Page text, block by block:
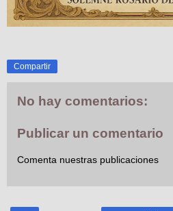
Compartir
No hay comentarios:
Publicar un comentario
Comenta nuestras publicaciones